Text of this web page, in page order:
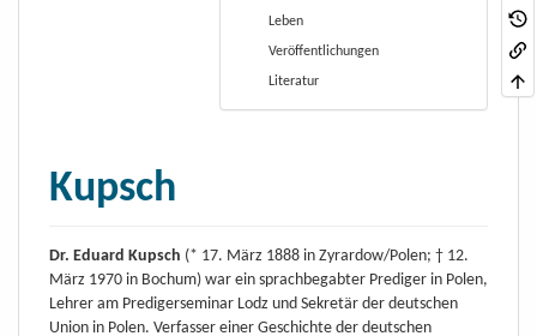
Leben
Veröffentlichungen
Literatur
Kupsch
Dr. Eduard Kupsch (* 17. März 1888 in Zyrardow/Polen; † 12.
März 1970 in Bochum) war ein sprachbegabter Prediger in Polen,
Lehrer am Predigerseminar Lodz und Sekretär der deutschen
Union in Polen. Verfasser einer Geschichte der deutschen